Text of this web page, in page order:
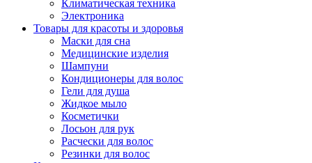
Климатическая техника
Электроника
Товары для красоты и здоровья
Маски для сна
Медицинские изделия
Шампуни
Кондиционеры для волос
Гели для душа
Жидкое мыло
Косметички
Лосьон для рук
Расчески для волос
Резинки для волос